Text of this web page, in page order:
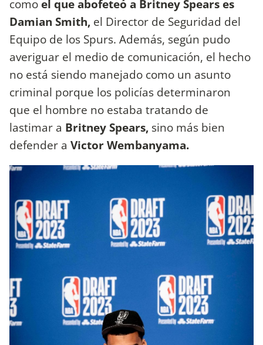
como el que abofeteó a Britney Spears es
Damian Smith, el Director de Seguridad del
Equipo de los Spurs. Además, según pudo
averiguar el medio de comunicación, el hecho
no está siendo manejado como un asunto
criminal porque los policías determinaron
que el hombre no estaba tratando de
lastimar a Britney Spears, sino más bien
defender a Victor Wembanyama.